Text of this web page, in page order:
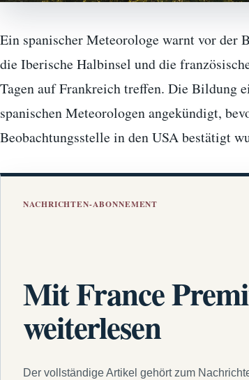
Ein spanischer Meteorologe warnt vor der
die Iberische Halbinsel und die
Tagen auf Frankreich treffen. Die Bildung
spanischen Meteorologen angekündigt,
Beobachtungsstelle in den USA bestätigt
NACHRICHTEN-ABONNEMENT
Mit France
weiterlesen
Der vollständige Artikel gehört zum